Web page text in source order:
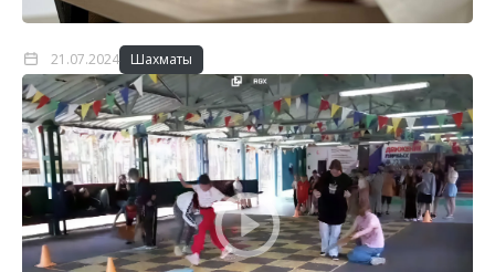
21.07.2024 Шахматы
Эстафеты "Мы идем в поход"